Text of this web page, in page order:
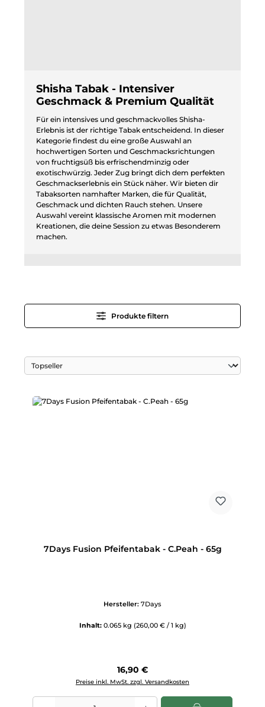
Shisha Tabak - Intensiver
Geschmack & Premium Qualität
Für ein intensives und geschmackvolles Shisha-
Erlebnis ist der richtige Tabak entscheidend. In dieser
Kategorie findest du eine große Auswahl an
hochwertigen Sorten und Geschmacksrichtungen
von fruchtigsüß bis erfrischendminzig oder
exotischwürzig. Jeder Zug bringt dich dem perfekten
Geschmackserlebnis ein Stück näher. Wir bieten dir
Tabaksorten namhafter Marken, die für Qualität,
Geschmack und dichten Rauch stehen. Unsere
Auswahl vereint klassische Aromen mit modernen
Kreationen, die deine Session zu etwas Besonderem
machen.
Produkte filtern
7Days Fusion Pfeifentabak - C.Peah - 65g
Hersteller: 7Days
Inhalt: 0.065 kg (260,00 € / 1 kg)
Regulärer Preis:
16,90 €
Preise inkl. MwSt. zzgl. Versandkosten
Produkt Anzahl: Gib den gewünschten Wert ein oder benutze die